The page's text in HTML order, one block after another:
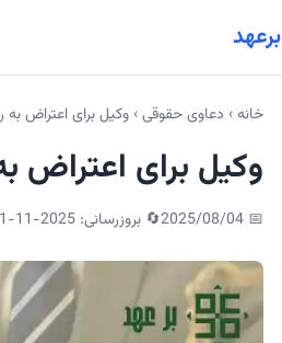
برعهد
خانه› دعاوی حقوقی› وکیل برای اعتراض
وکیل برای اعتراض
📅
2025/08/04🔄 بروزرسانی: 2025-11-01